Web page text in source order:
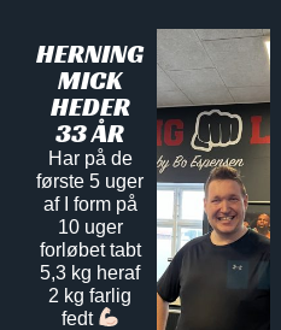
HERNING
MICK
HEDER
33 ÅR
Har på de
første 5 uger
af I form på
10 uger
forløbet tabt
5,3 kg heraf
2 kg farlig
fedt